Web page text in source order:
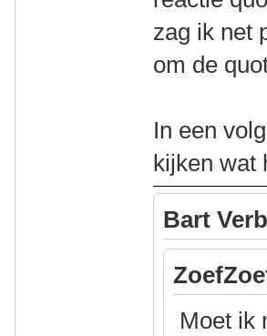
zag ik net
om de
In een
kijken wat
Bart
Moet ik